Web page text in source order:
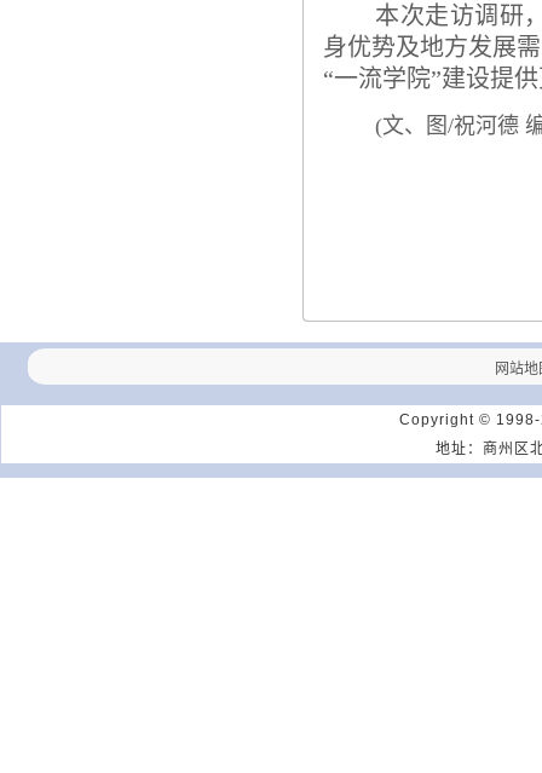
本次走访调研
身优势及地方发展
“一流学院”建设提
(文、图/祝河德
网站
Copyright ©
地址：商州区